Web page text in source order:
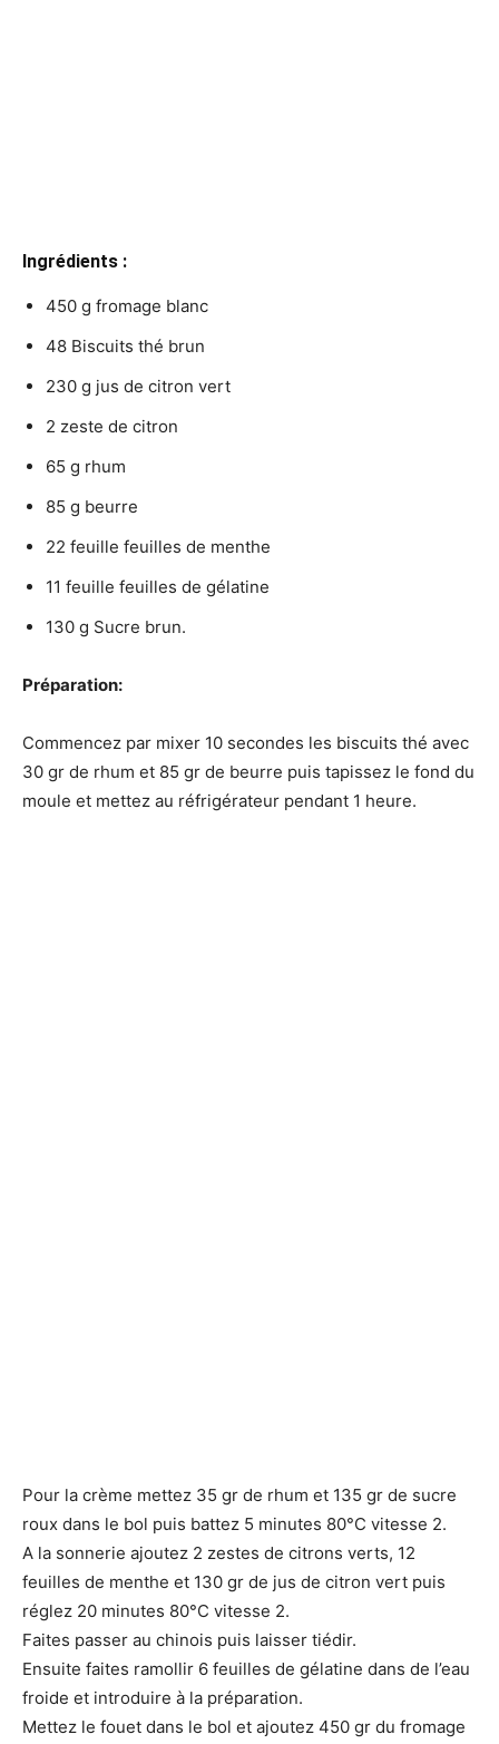
Ingrédients :
450 g fromage blanc
48 Biscuits thé brun
230 g jus de citron vert
2 zeste de citron
65 g rhum
85 g beurre
22 feuille feuilles de menthe
11 feuille feuilles de gélatine
130 g Sucre brun.
Préparation:
Commencez par mixer 10 secondes les biscuits thé avec
30 gr de rhum et 85 gr de beurre puis tapissez le fond du
moule et mettez au réfrigérateur pendant 1 heure.
Pour la crème mettez 35 gr de rhum et 135 gr de sucre
roux dans le bol puis battez 5 minutes 80°C vitesse 2.
A la sonnerie ajoutez 2 zestes de citrons verts, 12
feuilles de menthe et 130 gr de jus de citron vert puis
réglez 20 minutes 80°C vitesse 2.
Faites passer au chinois puis laisser tiédir.
Ensuite faites ramollir 6 feuilles de gélatine dans de l’eau
froide et introduire à la préparation.
Mettez le fouet dans le bol et ajoutez 450 gr du fromage